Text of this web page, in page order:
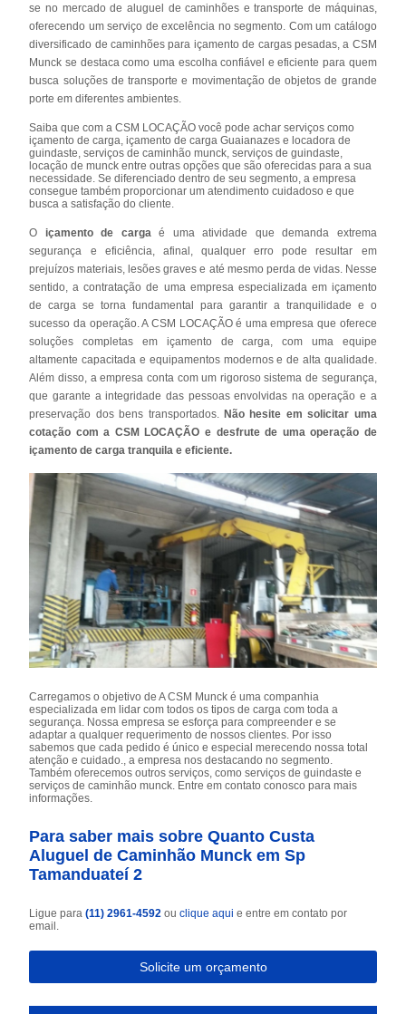
se no mercado de aluguel de caminhões e transporte de máquinas,
oferecendo um serviço de excelência no segmento. Com um catálogo
diversificado de caminhões para içamento de cargas pesadas, a CSM
Munck se destaca como uma escolha confiável e eficiente para quem
busca soluções de transporte e movimentação de objetos de grande
porte em diferentes ambientes.
Saiba que com a CSM LOCAÇÃO você pode achar serviços como
içamento de carga, içamento de carga Guaianazes e locadora de
guindaste, serviços de caminhão munck, serviços de guindaste,
locação de munck entre outras opções que são oferecidas para a sua
necessidade. Se diferenciado dentro de seu segmento, a empresa
consegue também proporcionar um atendimento cuidadoso e que
busca a satisfação do cliente.
O içamento de carga é uma atividade que demanda extrema
segurança e eficiência, afinal, qualquer erro pode resultar em
prejuízos materiais, lesões graves e até mesmo perda de vidas. Nesse
sentido, a contratação de uma empresa especializada em içamento
de carga se torna fundamental para garantir a tranquilidade e o
sucesso da operação. A CSM LOCAÇÃO é uma empresa que oferece
soluções completas em içamento de carga, com uma equipe
altamente capacitada e equipamentos modernos e de alta qualidade.
Além disso, a empresa conta com um rigoroso sistema de segurança,
que garante a integridade das pessoas envolvidas na operação e a
preservação dos bens transportados. Não hesite em solicitar uma
cotação com a CSM LOCAÇÃO e desfrute de uma operação de
içamento de carga tranquila e eficiente.
Carregamos o objetivo de A CSM Munck é uma companhia
especializada em lidar com todos os tipos de carga com toda a
segurança. Nossa empresa se esforça para compreender e se
adaptar a qualquer requerimento de nossos clientes. Por isso
sabemos que cada pedido é único e especial merecendo nossa total
atenção e cuidado., a empresa nos destacando no segmento.
Também oferecemos outros serviços, como serviços de guindaste e
serviços de caminhão munck. Entre em contato conosco para mais
informações.
Para saber mais sobre Quanto Custa
Aluguel de Caminhão Munck em Sp
Tamanduateí 2
Ligue para(11) 2961-4592ouclique aqui e entre em contato por
email.
Solicite um orçamento